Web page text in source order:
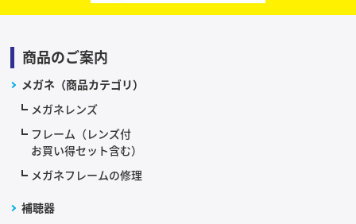
商品のご案内
メガネ（商品カテゴリ）
メガネレンズ
フレーム（レンズ付
お買い得セット含む）
メガネフレームの修理
補聴器